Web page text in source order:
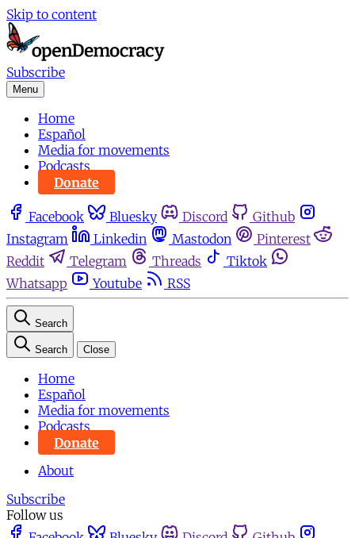
Skip to content
Subscribe
Menu
Home
Español
Media for movements
Podcasts
Donate
Facebook Bluesky Discord
Github
Instagram
Linkedin Mastodon
Pinterest
Reddit
Telegram Threads
Tiktok
Whatsapp
Youtube RSS
Search
Search Close
Home
Español
Media for movements
Podcasts
Donate
About
Subscribe
Follow us